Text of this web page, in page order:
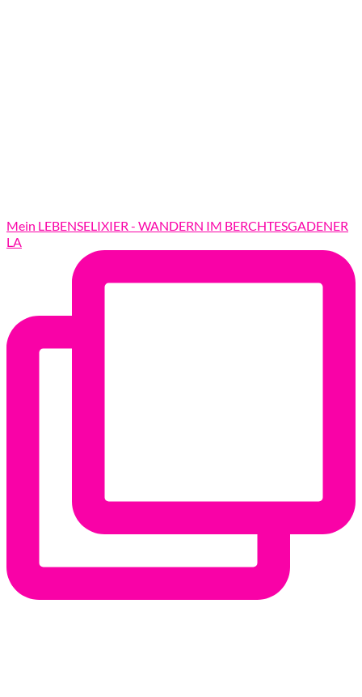
Mein LEBENSELIXIER - WANDERN IM BERCHTESGADENER
LA